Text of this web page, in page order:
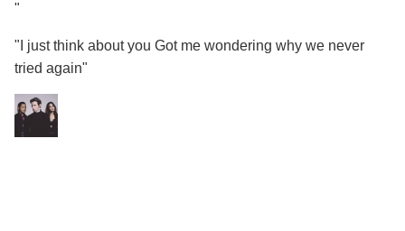
"
"I just think about you Got me wondering why we never
tried again"